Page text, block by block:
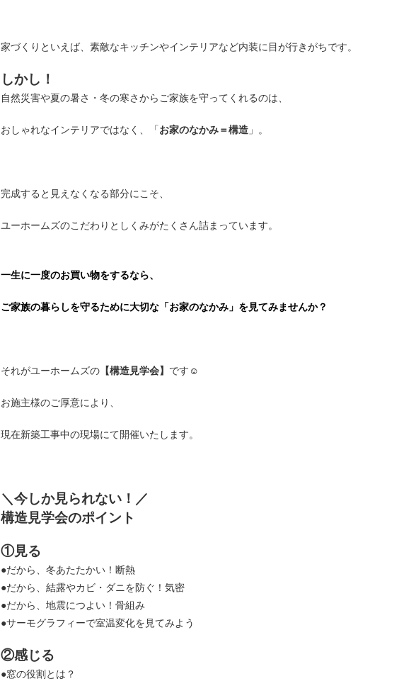
家づくりといえば、素敵なキッチンやインテリアなど内装に目が行きがちです。
しかし！
自然災害や夏の暑さ・冬の寒さからご家族を守ってくれるのは、
おしゃれなインテリアではなく、「お家のなかみ＝構造 」。
完成すると見えなくなる部分にこそ、
ユーホームズのこだわりとしくみがたくさん詰まっています。
一生に一度のお買い物をするなら、
ご家族の暮らしを守るために大切な「お家のなかみ」を見てみませんか？
それがユーホームズの 【構造見学会】 です☺︎
お施主様のご厚意により、
現在新築工事中の現場にて開催いたします。
＼今しか見られない！／
構造見学会のポイント
①見る
●だから、冬あたたかい！断熱
●だから、結露やカビ・ダニを防ぐ！気密
●だから、地震につよい！骨組み
●サーモグラフィーで室温変化を見てみよう
②感じる
●窓の役割とは？